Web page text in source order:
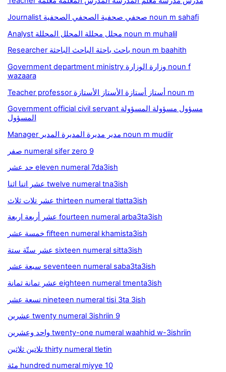
Journalist صحفي صحفية الصحفي الصحفية noun m sahafi
Analyst محلل محللة المحلل المحللة noun m muhalil
Researcher باحث باحثة الباحث الباحثة noun m baahith
Government department ministry وزارة الوزارة noun f
wazaara
Teacher professor أستاز أستازة الأستاز الأستازة noun m
Government official civil servant مسؤول مسؤولة المسؤولة
المسؤول
Manager مدير مديرة المديرة المدير noun m mudiir
صفر numeral sifer zero 9
حد عشر eleven numeral 7da3ish
عشر اتنا اثنا twelve numeral tna3ish
عشر تلات ثلاث thirteen numeral tlatta3ish
عشر أربعة اربعة fourteen numeral arba3ta3ish
خمسة عشر fifteen numeral khamista3ish
عشر ستّة ستة sixteen numeral sitta3ish
سبعة عشر seventeen numeral saba3ta3ish
عشر تمانة ثمانة eighteen numeral tmenta3ish
تسعة عشر nineteen numeral tisi 3ta 3ish
عشرين twenty numeral 3ishriin 9
واحد وعشرين twenty-one numeral waahhid w-3ishriin
تلاتين ثلاثين thirty numeral tletin
مئة hundred numeral miyye 10